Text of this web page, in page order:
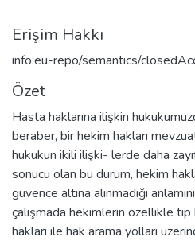
Erişim Hakkı
info:eu-repo/semantics/
Özet
Hasta haklarına ilişkin
beraber, bir hekim hakları
hukukun ikili ilişki- lerde daha
sonucu olan bu durum, hekim
güvence altına alınmadığı
çalışmada hekimlerin özellikle tıp
hakları ile hak arama yolları